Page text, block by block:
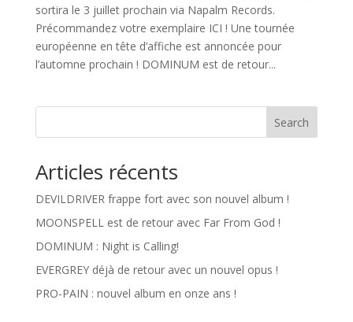
sortira le 3 juillet prochain via Napalm Records.
Précommandez votre exemplaire ICI ! Une tournée
européenne en tête d’affiche est annoncée pour
l’automne prochain ! DOMINUM est de retour...
Search
Articles récents
DEVILDRIVER frappe fort avec son nouvel album !
MOONSPELL est de retour avec Far From God !
DOMINUM : Night is Calling!
EVERGREY déjà de retour avec un nouvel opus !
PRO-PAIN : nouvel album en onze ans !